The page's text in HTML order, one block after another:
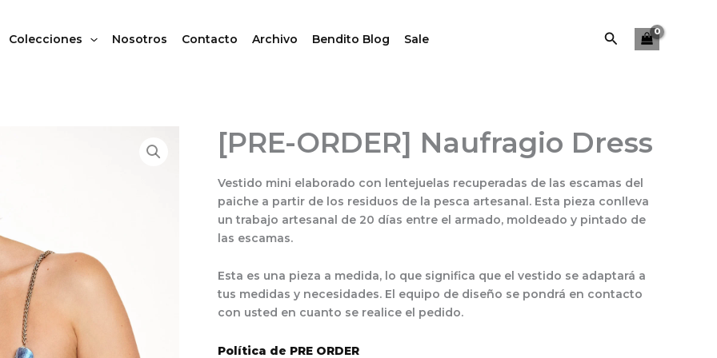
Colecciones Nosotros Contacto Archivo Bendito Blog Sale Buscar
[PRE-ORDER] Naufragio Dress
Vestido mini elaborado con lentejuelas recuperadas de las escamas del
paiche a partir de los residuos de la pesca artesanal. Esta pieza conlleva
un trabajo artesanal de 20 días entre el armado, moldeado y pintado de
las escamas.
Esta es una pieza a medida, lo que significa que el vestido se adaptará a
tus medidas y necesidades. El equipo de diseño se pondrá en contacto
con usted en cuanto se realice el pedido.
Política de PRE ORDER
[PRE-
ORDER]
Dress
cantidad